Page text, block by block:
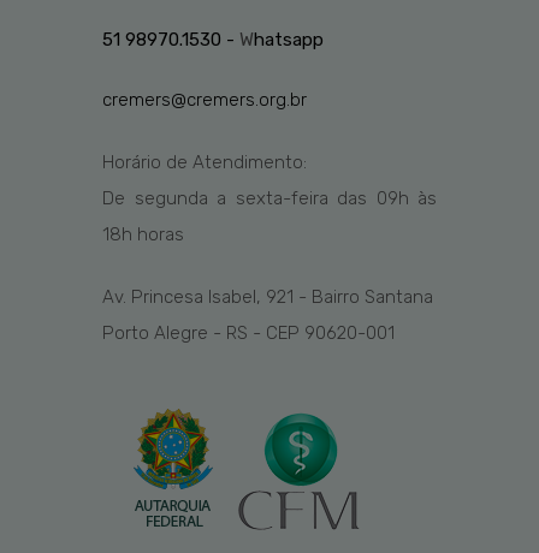
51 98970.1530 - Whatsapp
cremers@cremers.org.br
Horário de Atendimento:
De segunda a sexta-feira das 09h às
18h horas
Av. Princesa Isabel, 921 - Bairro Santana
Porto Alegre - RS - CEP 90620-001